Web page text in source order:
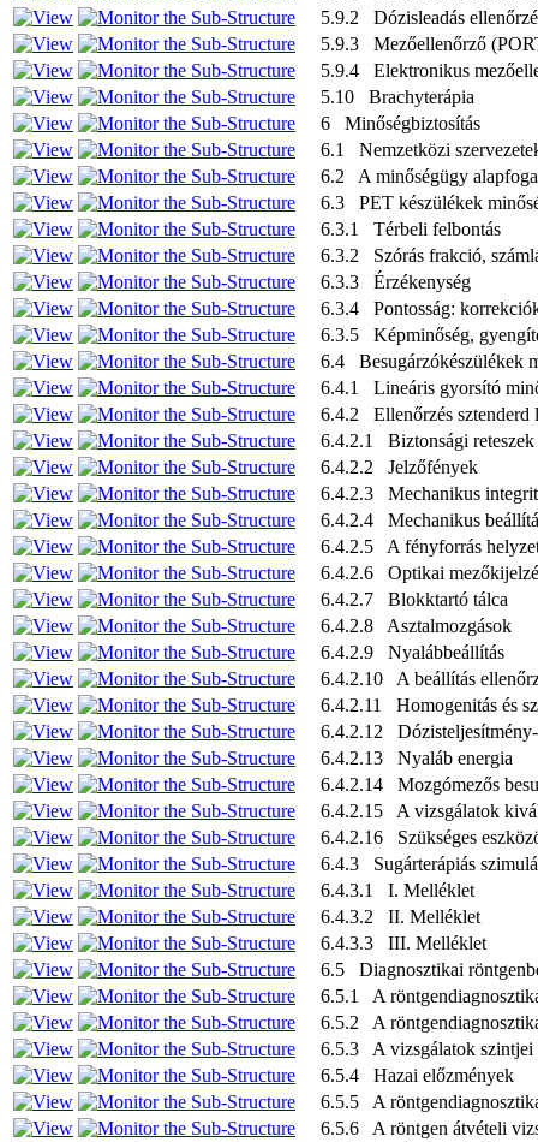
5.9.2 Dózisleadás
5.9.3 Mezőellenőrző
5.9.4 Elektronikus
5.10 Brachyterápia
6 Minőségbiztosítás
6.1 Nemzetközi
6.2 A minőségügy
6.3 PET készülékek
6.3.1 Térbeli felbontás
6.3.2 Szórás frakció,
6.3.3 Érzékenység
6.3.4 Pontosság:
6.3.5 Képminőség,
6.4 Besugárzókészülékek
6.4.1 Lineáris gyorsító
6.4.2 Ellenőrzés sztenderd
6.4.2.1 Biztonsági reteszek
6.4.2.2 Jelzőfények
6.4.2.3 Mechanikus
6.4.2.4 Mechanikus
6.4.2.5 A fényforrás
6.4.2.6 Optikai
6.4.2.7 Blokktartó tálca
6.4.2.8 Asztalmozgások
6.4.2.9 Nyalábbeállítás
6.4.2.10 A beállítás
6.4.2.11 Homogenitás és
6.4.2.12 Dózisteljesítmény-
6.4.2.13 Nyaláb energia
6.4.2.14 Mozgómezős
6.4.2.15 A vizsgálatok
6.4.2.16 Szükséges
6.4.3 Sugárterápiás
6.4.3.1 I. Melléklet
6.4.3.2 II. Melléklet
6.4.3.3 III. Melléklet
6.5 Diagnosztikai
6.5.1 A
6.5.2 A
6.5.3 A vizsgálatok szintjei
6.5.4 Hazai előzmények
6.5.5 A
6.5.6 A röntgen átvételi